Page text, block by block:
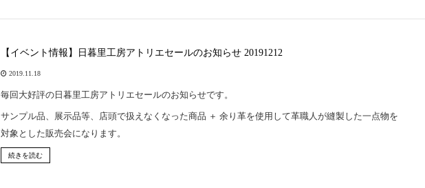
【イベント情報】日暮里工房アトリエセールのお知らせ 20191212
2019.11.18
毎回大好評の日暮里工房アトリエセールのお知らせです。
サンプル品、展示品等、店頭で扱えなくなった商品 ＋ 余り革を使用して革職人が縫製した一点物を
対象とした販売会になります。
続きを読む